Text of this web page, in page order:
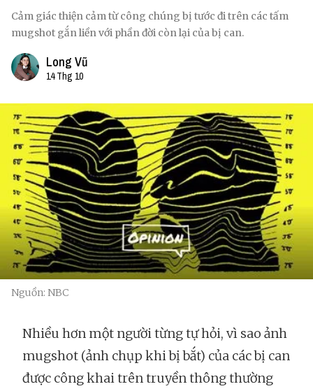
Cảm giác thiện cảm từ công chúng bị tước đi trên các tấm
mugshot gắn liền với phần đời còn lại của bị can.
Long Vũ
14 Thg 10
Nguồn: NBC
Nhiều hơn một người từng tự hỏi, vì sao ảnh
mugshot (ảnh chụp khi bị bắt) của các bị can
được công khai trên truyền thông thường